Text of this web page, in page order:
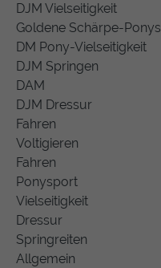
DJM Vielseitigkeit
Goldene Schärpe-Ponys
DM Pony-Vielseitigkeit
DJM Springen
DAM
DJM Dressur
Fahren
Voltigieren
Fahren
Ponysport
Vielseitigkeit
Dressur
Springreiten
Allgemein